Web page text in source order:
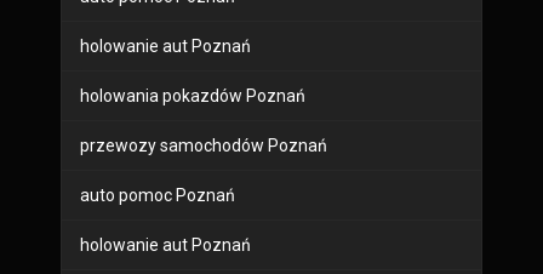
holowanie aut Poznań
holowania pokazdów Poznań
przewozy samochodów Poznań
auto pomoc Poznań
holowanie aut Poznań